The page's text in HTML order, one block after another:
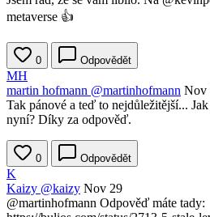
metaverse 👍
0 Odpovědět
MH
martin hofmann @martinhofmann Nov
Tak pánové a teď to nejdůležitější...
nyní? Díky za odpověď.
0 Odpovědět
K
Kaizy @kaizy Nov 29
@martinhofmann Odpověď máte tady: